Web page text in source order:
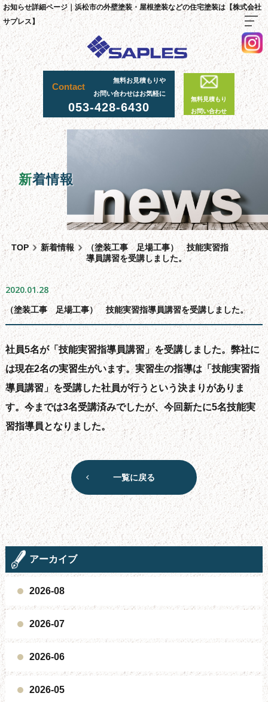
お知らせ詳細ページ｜浜松市の外壁塗装・屋根塗装などの住宅塗装は【株式会社
サプレス】
Contact
無料お見積もりや
お問い合わせはお気軽に
053-428-6430
無料見積もり
お問い合わせ
新着情報
TOP 新着情報
（塗装工事 足場工事） 技能実習指
導員講習を受講しました。
TOP
料金・施工までの流れ
サプレスが選ばれる理由
外壁・屋根塗装工事
足場工事について
採用情報
足場実績
資材置場について
先輩社員の声
スタッフ紹介
よくある質問
会社概要
無料お見積もり
お問い合わせフォーム
サイトマップ
シーリング工事について
新着情報
ブログ
2020.01.28
（塗装工事 足場工事） 技能実習指導員講習を受講しました。
社員5名が「技能実習指導員講習」を受講しました。弊社に
は現在2名の実習生がいます。実習生の指導は「技能実習指
導員講習」を受講した社員が行うという決まりがありま
す。今までは3名受講済みでしたが、今回新たに5名技能実
習指導員となりました。
一覧に戻る
アーカイブ
2026-08
2026-07
2026-06
2026-05